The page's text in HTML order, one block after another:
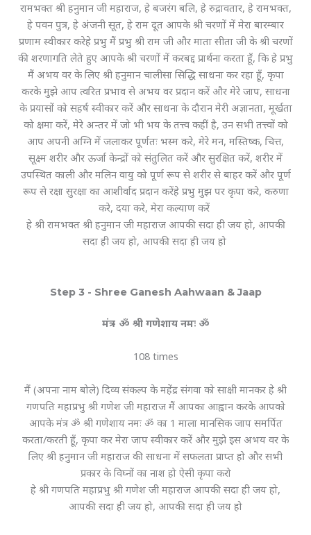
रामभक्त श्री हनुमान जी महाराज, हे बजरंग बलि, हे रुद्रावतार, हे रामभक्त,
हे पवन पुत्र, हे अंजनी सूत, हे राम दूत आपके श्री चरणों में मेरा बारम्बार
प्रणाम स्वीकार करेहे प्रभु मैं प्रभु श्री राम जी और माता सीता जी के श्री चरणों
की शरणागति लेते हुए आपके श्री चरणों में करबद्द प्रार्थना करता हूँ, कि हे प्रभु
मैं अभय वर के लिए श्री हनुमान चालीसा सिद्धि साधना कर रहा हूँ, कृपा
करके मुझे आप त्वरित प्रभाव से अभय वर प्रदान करें और मेरे जाप, साधना
के प्रयासों को सहर्ष स्वीकार करें और साधना के दौरान मेरी अज्ञानता, मूर्खता
को क्षमा करें, मेरे अन्तर में जो भी भय के तत्त्व कहीं है, उन सभी तत्त्वों को
आप अपनी अग्नि में जलाकर पूर्णतः भस्म करे, मेरे मन, मस्तिष्क, चित्त,
सूक्ष्म शरीर और ऊर्जा केन्द्रों को संतुलित करें और सुरक्षित करें, शरीर में
उपस्थित काली और मलिन वायु को पूर्ण रूप से शरीर से बाहर करें और पूर्ण
रूप से रक्षा सुरक्षा का आशीर्वाद प्रदान करेंहे प्रभु मुझ पर कृपा करे, करुणा
करे, दया करे, मेरा कल्याण करें
हे श्री रामभक्त श्री हनुमान जी महाराज आपकी सदा ही जय हो, आपकी
सदा ही जय हो, आपकी सदा ही जय हो
Step 3 - Shree Ganesh Aahwaan & Jaap
मंत्र - ॐ श्री गणेशाय नमः ॐ
108 times
मैं (अपना नाम बोले) दिव्य संकल्प के महेंद्र संगवा को साक्षी मानकर हे श्री
गणपति महाप्रभु श्री गणेश जी महाराज मैं आपका आह्वान करके आपको
आपके मंत्र ॐ श्री गणेशाय नमः ॐ का 1 माला मानसिक जाप समर्पित
करता/करती हूँ, कृपा कर मेरा जाप स्वीकार करें और मुझे इस अभय वर के
लिए श्री हनुमान जी महाराज की साधना में सफलता प्राप्त हो और सभी
प्रकार के विघ्नों का नाश हो ऐसी कृपा करो
हे श्री गणपति महाप्रभु श्री गणेश जी महाराज आपकी सदा ही जय हो,
आपकी सदा ही जय हो, आपकी सदा ही जय हो